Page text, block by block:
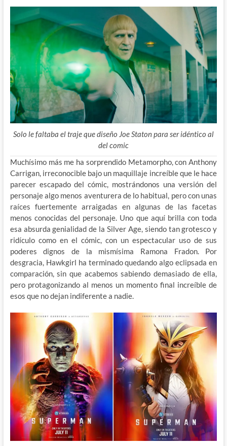
Solo le faltaba el traje que diseño Joe Staton para ser idéntico al
del comic
Muchísimo más me ha sorprendido Metamorpho, con Anthony
Carrigan, irreconocible bajo un maquillaje increíble que le hace
parecer escapado del cómic, mostrándonos una versión del
personaje algo menos aventurera de lo habitual, pero con unas
raíces fuertemente arraigadas en algunas de las facetas
menos conocidas del personaje. Uno que aquí brilla con toda
esa absurda genialidad de la Silver Age, siendo tan grotesco y
ridículo como en el cómic, con un espectacular uso de sus
poderes dignos de la mismísima Ramona Fradon. Por
desgracia, Hawkgirl ha terminado quedando algo eclipsada en
comparación, sin que acabemos sabiendo demasiado de ella,
pero protagonizando al menos un momento final increíble de
esos que no dejan indiferente a nadie.